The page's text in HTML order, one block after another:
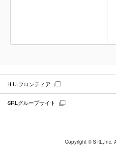
H.U.フロンティア
SRLグループサイト
Copyright © SRL,Inc.